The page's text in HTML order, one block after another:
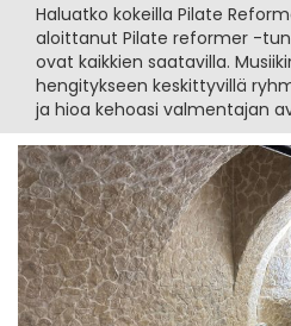
Haluatko kokeilla Pilate
aloittanut Pilate reformer -
ovat kaikkien saatavilla.
hengitykseen keskittyvillä
ja hioa kehoasi valmentajan